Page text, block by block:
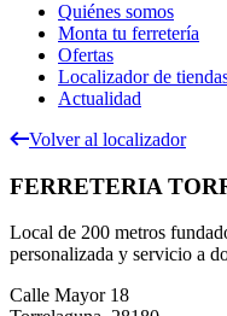
Quiénes somos
Monta tu ferretería
Ofertas
Localizador de
Actualidad
Volver al localizador
FERRETERIA
Local de 200 metros
personalizada y servicio a
Calle Mayor 18